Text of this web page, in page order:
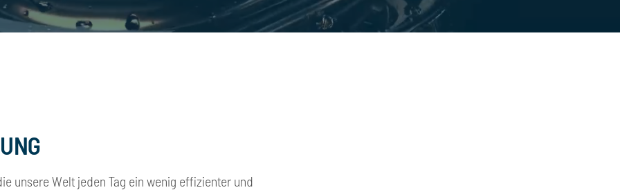
unsere Welt jeden Tag ein wenig effizienter und